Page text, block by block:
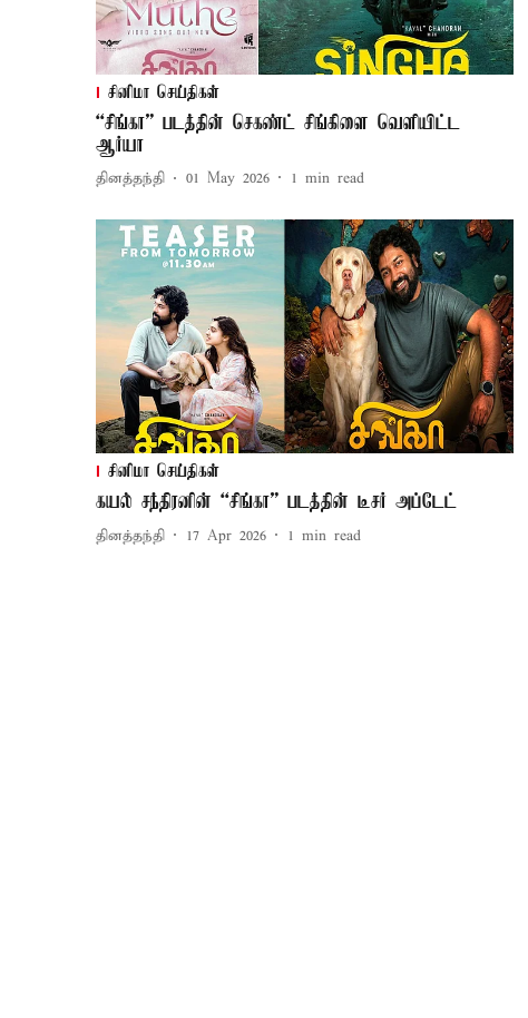
சினிமா செய்திகள்
“சிங்கா” படத்தின் செகண்ட் சிங்கிளை வெளியிட்ட
ஆர்யா
தினத்தந்தி 01 May 2026 1 min read
சினிமா செய்திகள்
கயல் சந்திரனின் “சிங்கா” படத்தின் டீசர் அப்டேட்
தினத்தந்தி 17 Apr 2026 1 min read